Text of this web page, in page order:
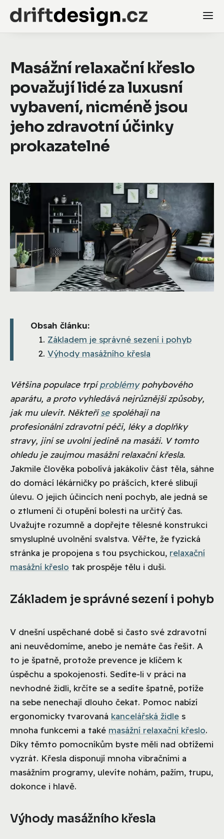
Masážní relaxační křeslo
považují lidé za luxusní
vybavení, nicméně jsou
jeho zdravotní účinky
prokazatelné
Obsah článku:
Základem je správné sezení i pohyb
Výhody masážního křesla
Většina populace trpíproblémypohybového
aparátu, a proto vyhledává nejrůznější způsoby,
jak mu ulevit. Někteřísespoléhají na
profesionální zdravotní péči, léky a doplňky
stravy, jiní se uvolní jedině na masáži. V tomto
ohledu je zaujmou masážní relaxační křesla.
Jakmile člověka pobolívá jakákoliv část těla, sáhne
do domácí lékárničky po prášcích, které slibují
úlevu. O jejich účincích není pochyb, ale jedná se
o ztlumení či otupění bolesti na určitý čas.
Uvažujte rozumně a dopřejte tělesné konstrukci
smysluplné uvolnění svalstva. Věřte, že fyzická
stránka je propojena s tou psychickou, relaxační
masážní křeslo tak prospěje tělu i duši.
Základem je správné sezení i pohyb
V dnešní uspěchané době si často své zdravotní
ani neuvědomíme, anebo je nemáte čas řešit. A
to je špatně, protože prevence je klíčem k
úspěchu a spokojenosti. Sedíte-li v práci na
nevhodné židli, krčíte se a sedíte špatně, potíže
na sebe nenechají dlouho čekat. Pomoc nabízí
ergonomicky tvarovaná kancelářská židle s
mnoha funkcemi a také masážní relaxační křeslo.
Díky těmto pomocníkům byste měli nad obtížemi
vyzrát. Křesla disponují mnoha vibračními a
masážním programy, ulevíte nohám, pažím, trupu,
dokonce i hlavě.
Výhody masážního křesla